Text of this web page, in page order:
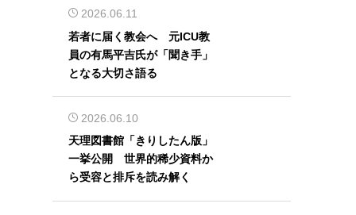
2026.06.11
若者に届く教会へ 元ICU教
員の有馬平吉氏が「聞き手」
となる大切さ語る
2026.06.10
天理図書館「きりしたん版」
一挙公開 世界的稀少資料か
ら受容と排斥を読み解く